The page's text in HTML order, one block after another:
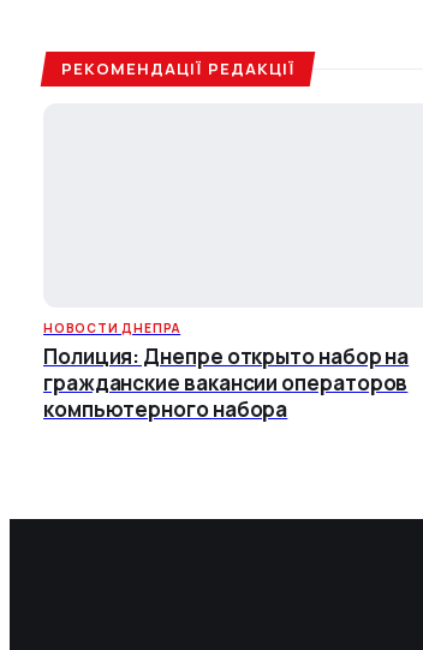
РЕКОМЕНДАЦІЇ РЕДАКЦІЇ
НОВОСТИ ДНЕПРА
Полиция: Днепре открыто набор на
гражданские вакансии операторов
компьютерного набора